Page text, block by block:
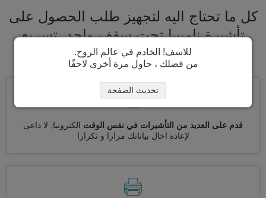
كل ما تحتاج اليه لتجهيز طلب الحصول على
تأشيرة ناميبيا تحت سقف واحد. تسريع
عملية الحصول على تأشيرة ناميبيا
قدم على العديد من التأشيرات في نفس الوقت الكترونيا, لا داعى
لإعادة اخال بياناتك مرارا و تكرارا
للاسف! الخادم في عالم الروح.
من فضلك ، حاول مرة أخرى لاحقًا
تحديث الصفحة